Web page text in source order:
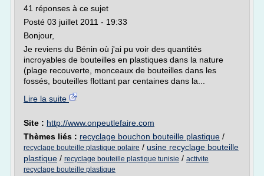
41 réponses à ce sujet
Posté 03 juillet 2011 - 19:33
Bonjour,
Je reviens du Bénin où j'ai pu voir des quantités
incroyables de bouteilles en plastiques dans la nature
(plage recouverte, monceaux de bouteilles dans les
fossés, bouteilles flottant par centaines dans la...
Lire la suite
Site : http://www.onpeutlefaire.com
Thèmes liés : recyclage bouchon bouteille plastique /
recyclage bouteille plastique polaire / usine recyclage bouteille
plastique / recyclage bouteille plastique tunisie / activite
recyclage bouteille plastique